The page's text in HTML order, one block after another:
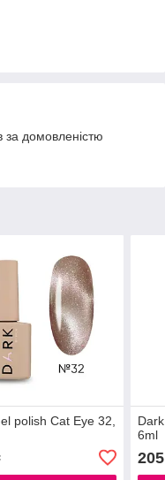
за домовленістю
polish Cat Eye 32,
6ml
205